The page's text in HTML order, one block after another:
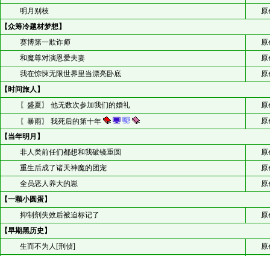
明月别枝
原
【众筹冷题材梦想】
赛博第一欺诈师
原
和魔尊对演恩爱夫妻
原
我在惊悚无限世界里当漂亮卧底
原
【时间旅人】
〖盛夏〗 他无数次参加我们的婚礼
原
〖暴雨〗 我死后的第十年
原
【当年明月】
非人类前任们都想和我破镜重圆
原
重生后成了诸天神魔的团宠
原
全员恶人养大的崽
原
【一颗小圆蛋】
抑制剂失效后被迫标记了
原
【早期黑历史】
生而不为人[刑侦]
原